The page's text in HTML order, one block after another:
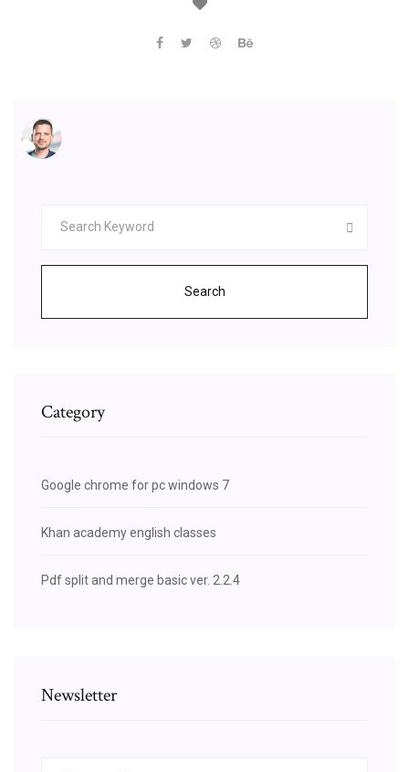
Search
Category
Google chrome for pc windows 7
Khan academy english classes
Pdf split and merge basic ver. 2.2.4
Newsletter